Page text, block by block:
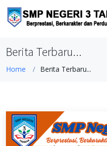
Berita Terbaru...
Home Berita Terbaru...